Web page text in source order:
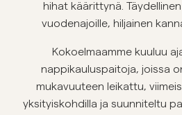
Shortsit
Neuleet
T-paidat
hihat käärittynä.
vuodenajoille, hiljainen
Kokoelmaamme kuuluu
nappikauluspaitoja, joissa
mukavuuteen leikattu,
yksityiskohdilla ja suunniteltu